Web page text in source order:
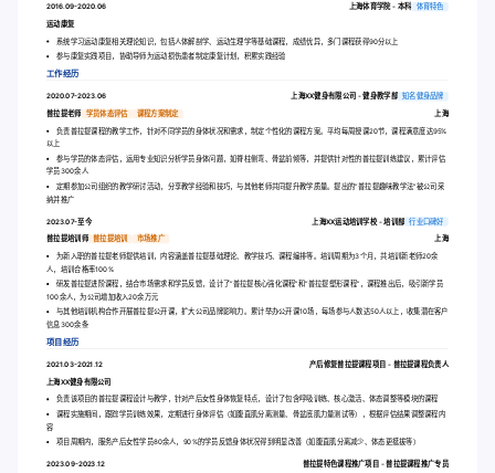
2016.09-2020.06 上海体育学院 - 本科 体育特色
运动康复
系统学习运动康复相关理论知识，包括人体解剖学、运动生理学等基础课程，成绩优异，多门课程获得90分以上
参与康复实践项目，协助导师为运动损伤患者制定康复计划，积累实践经验
工作经历
2020.07-2023.06 上海XX健身有限公司 - 健身教学部 知名健身品牌
普拉提老师 学员体态评估 课程方案制定 上海
负责普拉提课程的教学工作，针对不同学员的身体状况和需求，制定个性化的课程方案。平均每周授课20节，课程满意度达95%
以上
参与学员的体态评估，运用专业知识分析学员身体问题，如脊柱侧弯、骨盆前倾等，并提供针对性的普拉提训练建议，累计评估
学员300余人
定期参加公司组织的教学研讨活动，分享教学经验和技巧，与其他老师共同提升教学质量。提出的“普拉提趣味教学法”被公司采
纳并推广
2023.07-至今 上海XX运动培训学校 - 培训部 行业口碑好
普拉提培训师 普拉提培训 市场推广
上海
为新入职的普拉提老师提供培训，内容涵盖普拉提基础理论、教学技巧、课程编排等。培训周期为3个月，共培训新老师20余
人，培训合格率100%
研发普拉提进阶课程，结合市场需求和学员反馈，设计了“普拉提核心强化课程”和“普拉提塑形课程”，课程推出后，吸引新学员
100余人，为公司增加收入20余万元
与其他培训机构合作开展普拉提公开课，扩大公司品牌影响力。累计举办公开课10场，每场参与人数达50人以上，收集潜在客户
信息300余条
项目经历
2021.03-2021.12 产后修复普拉提课程项目 - 普拉提课程负责人
上海XX健身有限公司
负责该项目的普拉提课程设计与教学，针对产后女性身体恢复特点，设计了包含呼吸训练、核心激活、体态调整等模块的课程
课程实施期间，跟踪学员训练效果，定期进行身体评估（如腹直肌分离测量、骨盆底肌力量测试等），根据评估结果调整课程内
容
项目周期内，服务产后女性学员80余人，90%的学员反馈身体状况得到明显改善（如腹直肌分离减少、体态更挺拔等）
2023.09-2023.12
普拉提特色课程推广项目 - 普拉提课程推广专员